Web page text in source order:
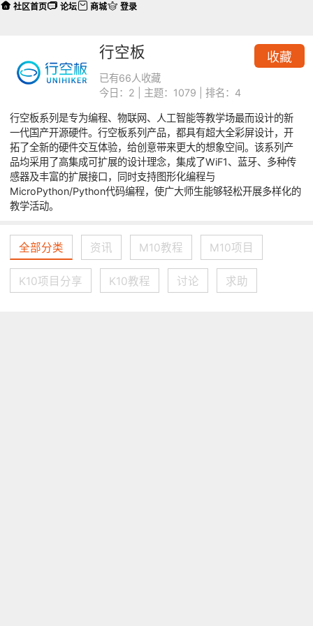
收藏
行空板
已有66人收藏
今日：2 | 主题：1079 | 排名：4
行空板系列是专为编程、物联网、人工智能等教学场最而设计的新
一代国产开源硬件。行空板系列产品，都具有超大全彩屏设计，开
拓了全新的硬件交互体验，给创意带来更大的想象空间。该系列产
品均采用了高集成可扩展的设计理念，集成了WiF1、蓝牙、多种传
感器及丰富的扩展接口，同时支持图形化编程与
MicroPython/Python代码编程，使广大师生能够轻松开展多样化的
教学活动。
全部分类 资讯 M10教程 M10项目
K10项目分享 K10教程 讨论 求助
社区首页 论坛 商城 登录